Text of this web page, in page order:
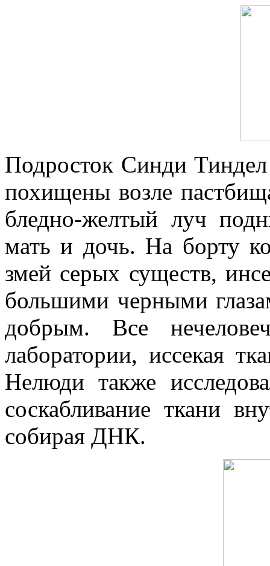
Подросток Синди
похищены возле
бледно-желтый луч
мать и дочь. На борту
змей серых существ,
большими черными
добрым. Все
лаборатории, иссекая
Нелюди также
соскабливание ткани
собирая ДНК.